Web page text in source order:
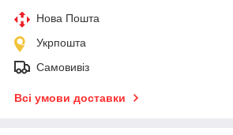
Нова Пошта
Укрпошта
Самовивіз
Всі умови доставки